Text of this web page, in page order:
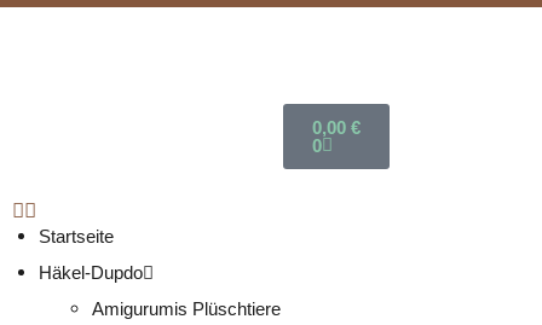
0,00 €
0
Startseite
Häkel-Dupdo
Amigurumis Plüschtiere